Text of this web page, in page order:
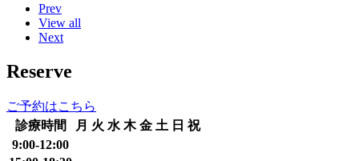
Prev
View all
Next
Reserve
ご予約はこちら
診療時間
月 火 水 木 金 土 日 祝
9:00-12:00